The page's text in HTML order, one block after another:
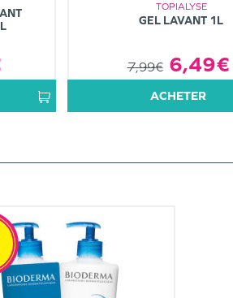
TOPIALYSE
GEL LAVANT 1L
7,99€ 6,49€
ACHETER